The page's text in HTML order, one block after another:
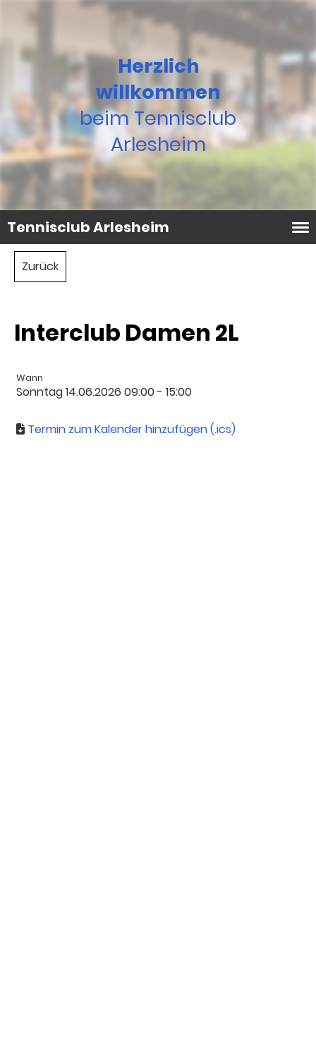
Herzlich
willkommen
beim Tennisclub
Arlesheim
Tennisclub Arlesheim
Zurück
Interclub Damen 2L
Wann
Sonntag 14.06.2026 09:00 - 15:00
Termin zum Kalender hinzufügen (.ics)